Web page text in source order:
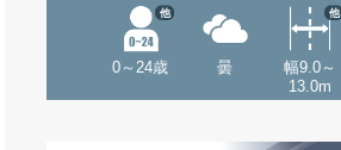
0～24歳
他
曇
幅9.0～
13.0m
他